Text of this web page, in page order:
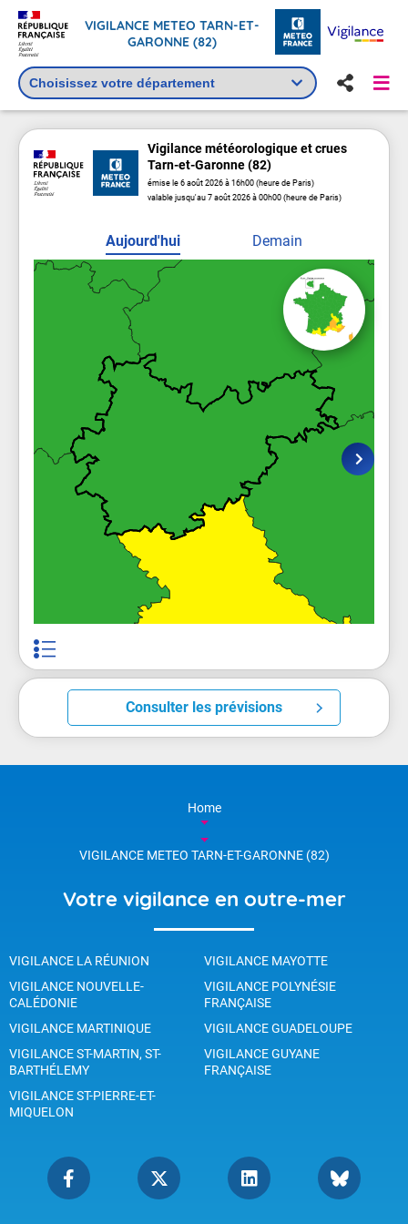
VIGILANCE METEO TARN-ET-
GARONNE (82)
Vigilancemétéorologique et crues
Tarn-et-Garonne (82)
émise le 6 août 2026 à 16h00 (heure de Paris)
valable jusqu'au 7 août 2026 à 00h00 (heure de Paris)
Aujourd'hui Demain
Consulter les prévisions
Home
VIGILANCE METEO TARN-ET-GARONNE (82)
Votre vigilance en outre-mer
VIGILANCE LA RÉUNION
VIGILANCE MAYOTTE
VIGILANCE NOUVELLE-
CALÉDONIE
VIGILANCE POLYNÉSIE
FRANÇAISE
VIGILANCE MARTINIQUE
VIGILANCE GUADELOUPE
VIGILANCE ST-MARTIN, ST-
BARTHÉLEMY
VIGILANCE GUYANE
FRANÇAISE
VIGILANCE ST-PIERRE-ET-
MIQUELON